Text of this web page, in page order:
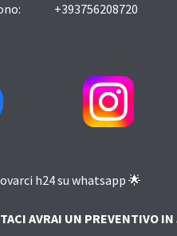
+393756208720
h24 su whatsapp 🌟
AVRAI UN PREVENTIVO